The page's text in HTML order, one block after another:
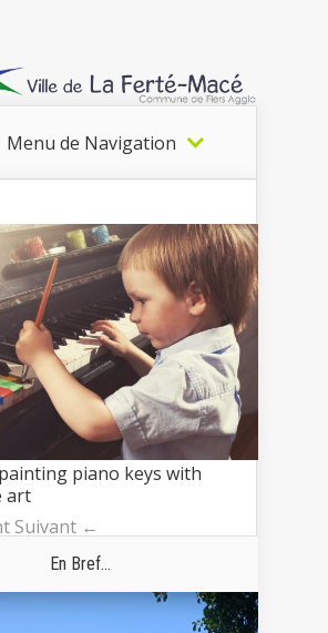
Menu de Navigation
piano keys with
art
Suivant ←
En Bref...